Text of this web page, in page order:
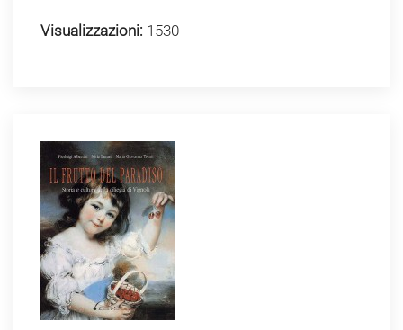
Visualizzazioni: 1530